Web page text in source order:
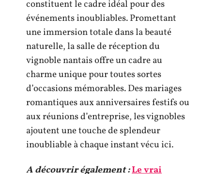
constituent le cadre idéal pour des
événements inoubliables. Promettant
une immersion totale dans la beauté
naturelle, la salle de réception du
vignoble nantais offre un cadre au
charme unique pour toutes sortes
d’occasions mémorables. Des mariages
romantiques aux anniversaires festifs ou
aux réunions d’entreprise, les vignobles
ajoutent une touche de splendeur
inoubliable à chaque instant vécu ici.
A découvrir également :Le vrai